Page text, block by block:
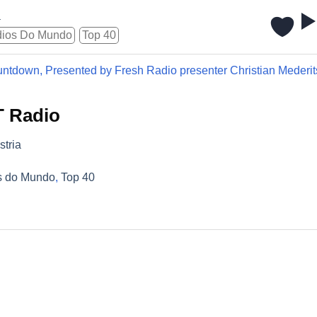
Do Mundo
Top 40
Presented by Fresh Radio presenter Christian
Radio
do Mundo, Top 40